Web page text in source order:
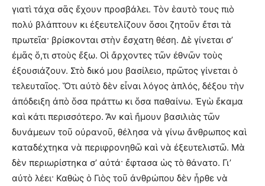
γιατὶ τάχα σᾶς ἔχουν προσβάλει. Τὸν ἑαυτὸ τους πιὸ
πολύ βλάπτουν κι ἐξευτελίζουν ὅσοι ζητοῦν ἔτσι τὰ
πρωτεῖα· βρίσκονται στὴν ἔσχατη θέση. Δὲ γίνεται σ’
ἐμᾶς ὅ,τι στοὺς ἔξω. Οἱ ἄρχοντες τῶν ἐθνῶν τοὺς
ἐξουσιάζουν. Στὸ δικό μου βασίλειο, πρῶτος γίνεται ὁ
τελευταῖος. Ὅτι αὐτὸ δὲν εἶναι λόγος ἁπλός, δέξου τὴν
ἀπόδειξη ἀπὸ ὅσα πράττω κι ὅσα παθαίνω. Ἐγὼ ἔκαμα
καὶ κάτι περισσότερο. Ἄν καὶ ἤμουν βασιλιὰς τῶν
δυνάμεων τοῦ οὐρανοῦ, θέλησα νὰ γίνω ἄνθρωπος καὶ
καταδέχτηκα νὰ περιφρονηθῶ καὶ νὰ ἐξευτελιστῶ. Μὰ
δὲν περιωρίστηκα σ’ αὐτά· ἔφτασα ὡς τὸ θάνατο. Γι’
αὐτὸ λέει· Καθὼς ὁ Γιὸς τοῦ ἀνθρώπου δὲν ἦρθε νὰ